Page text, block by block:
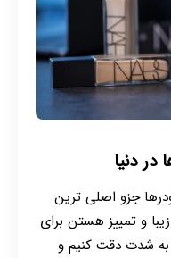
در دنیا
جزو اصلی ترین
و تمییز هستن برای
شدت دقت کنیم و